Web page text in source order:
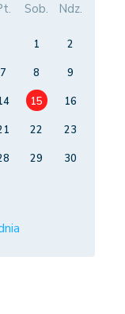
Sob. Ndz.
1
2
7 8
9
15
16
22
23
29
30